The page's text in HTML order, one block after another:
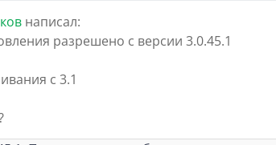
написал:
разрешено с версии 3.0.45.1
с 3.1